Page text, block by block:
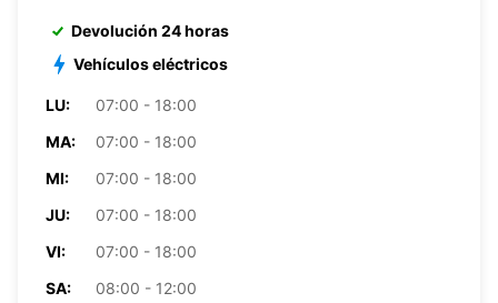
Devolución 24 horas
Vehículos eléctricos
LU:
07:00 - 18:00
MA:
07:00 - 18:00
MI:
07:00 - 18:00
JU:
07:00 - 18:00
VI:
07:00 - 18:00
SA:
08:00 - 12:00